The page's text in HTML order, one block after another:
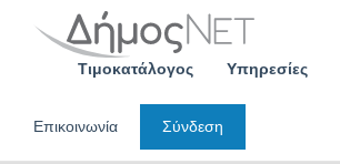
Τιμοκατάλογος Υπηρεσίες
Επικοινωνία
Σύνδεση